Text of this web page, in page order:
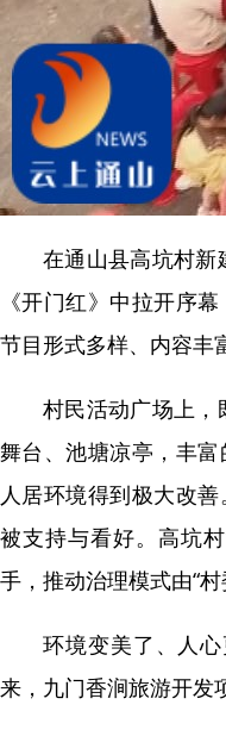
在通山县高坑村新
《开门红》中拉开序
节目形式多样、内容丰
村民活动广场上，
舞台、池塘凉亭，丰
人居环境得到极大改
被支持与看好。高坑
手，推动治理模式由“村
环境变美了、人
来，九门香涧旅游开发